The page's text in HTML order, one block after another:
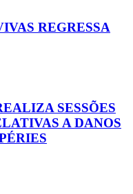
REGRESSA
SESSÕES
A DANOS